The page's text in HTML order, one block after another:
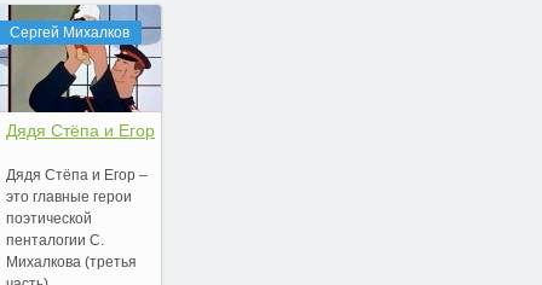
Сергей Михалков
Дядя Стёпа и Егор
Дядя Стёпа и Егор –
это главные герои
поэтической
пенталогии С.
Михалкова (третья